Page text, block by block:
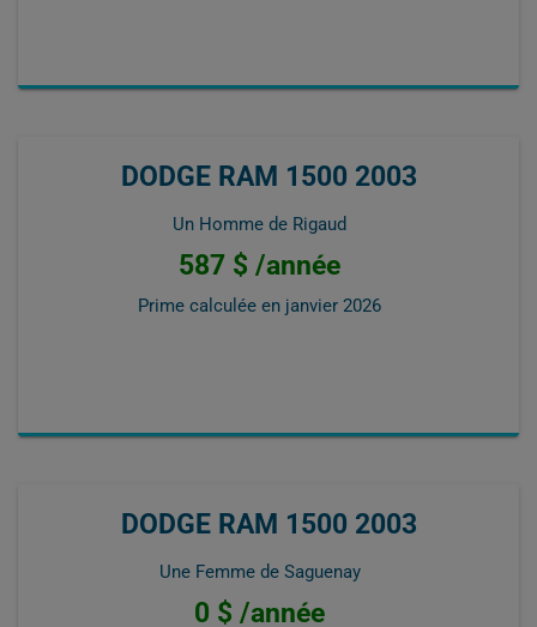
DODGE RAM 1500 2003
Un Homme de Rigaud
587 $ /année
Prime calculée en janvier 2026
DODGE RAM 1500 2003
Une Femme de Saguenay
0 $ /année